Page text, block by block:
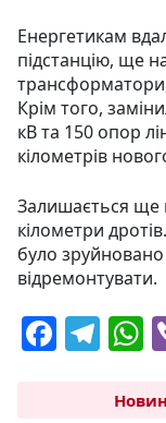
Енергетикам
підстанцію, ще
Крім того,
кВ та 150 опор
кілометрів
Залишається ще
кілометри
було зруйновано
відремонтувати.
F T
e